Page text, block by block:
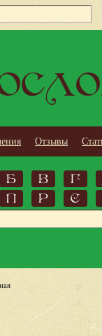
Отзывы
Б В
Г
П Р С